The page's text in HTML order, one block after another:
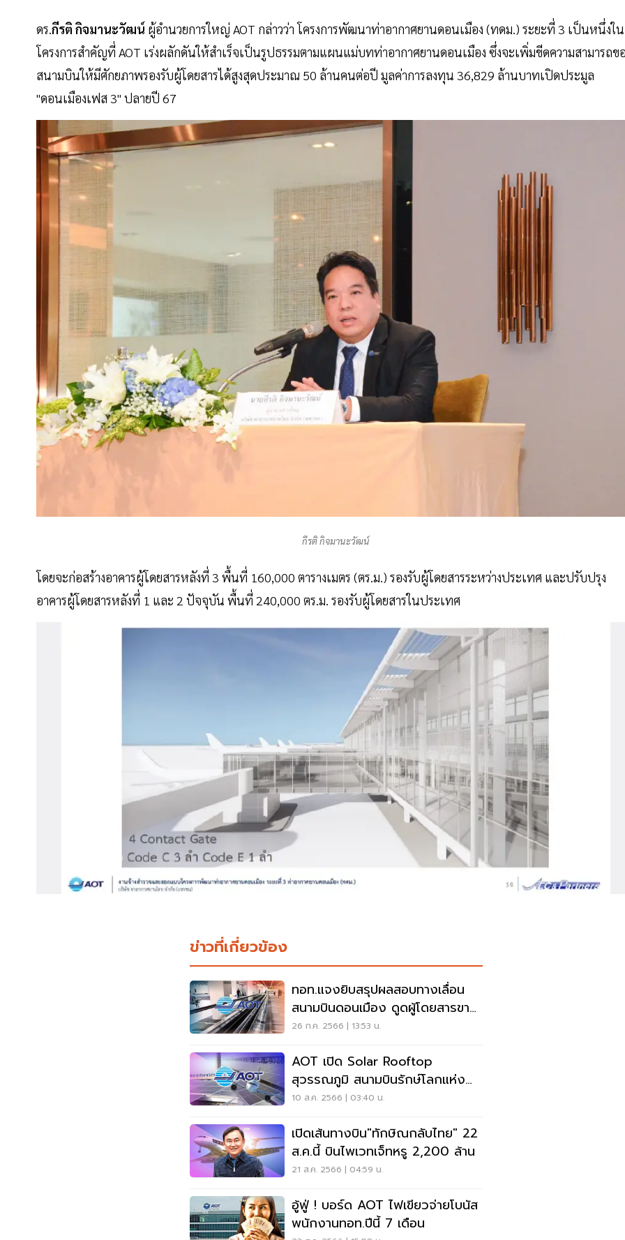
ดร.กีรติ กิจมานะวัฒน์ ผู้อำนวยการใหญ่ AOT กล่าวว่า โครงการพัฒนาท่าอากาศยานดอนเมือง (ทดม.) ระยะที่ 3 เป็นหนึ่งใน
โครงการสำคัญที่ AOT เร่งผลักดันให้สำเร็จเป็นรูปธรรมตามแผนแม่บทท่าอากาศยานดอนเมือง ซึ่งจะเพิ่มขีดความสามารถข
สนามบินให้มีศักยภาพรองรับผู้โดยสารได้สูงสุดประมาณ 50 ล้านคนต่อปี มูลค่าการลงทุน 36,829 ล้านบาทเปิดประมูล
"ดอนเมืองเฟส 3" ปลายปี 67
กีรติ กิจมานะวัฒน์
โดยจะก่อสร้างอาคารผู้โดยสารหลังที่ 3 พื้นที่ 160,000 ตารางเมตร (ตร.ม.) รองรับผู้โดยสารระหว่างประเทศ และปรับปรุง
อาคารผู้โดยสารหลังที่ 1 และ 2 ปัจจุบัน พื้นที่ 240,000 ตร.ม. รองรับผู้โดยสารในประเทศ
ข่าวที่เกี่ยวข้อง
ทอท.แจงยิบสรุปผลสอบทางเลื่อน
สนามบินดอนเมือง ดูดผู้โดยสารขา
ขาด
26 ก.ค. 2566 | 13:53 น.
AOT เปิด Solar Rooftop
สุวรรณภูมิ สนามบินรักษ์โลกแห่ง
แรกในไทย
10 ส.ค. 2566 | 03:40 น.
เปิดเส้นทางบิน"ทักษิณกลับไทย" 22
ส.ค.นี้ บินไพเวทเจ็ทหรู 2,200 ล้าน
21 ส.ค. 2566 | 04:59 น.
อู้ฟู่ ! บอร์ด AOT ไฟเขียวจ่ายโบนัส
พนักงานทอท.ปีนี้ 7 เดือน